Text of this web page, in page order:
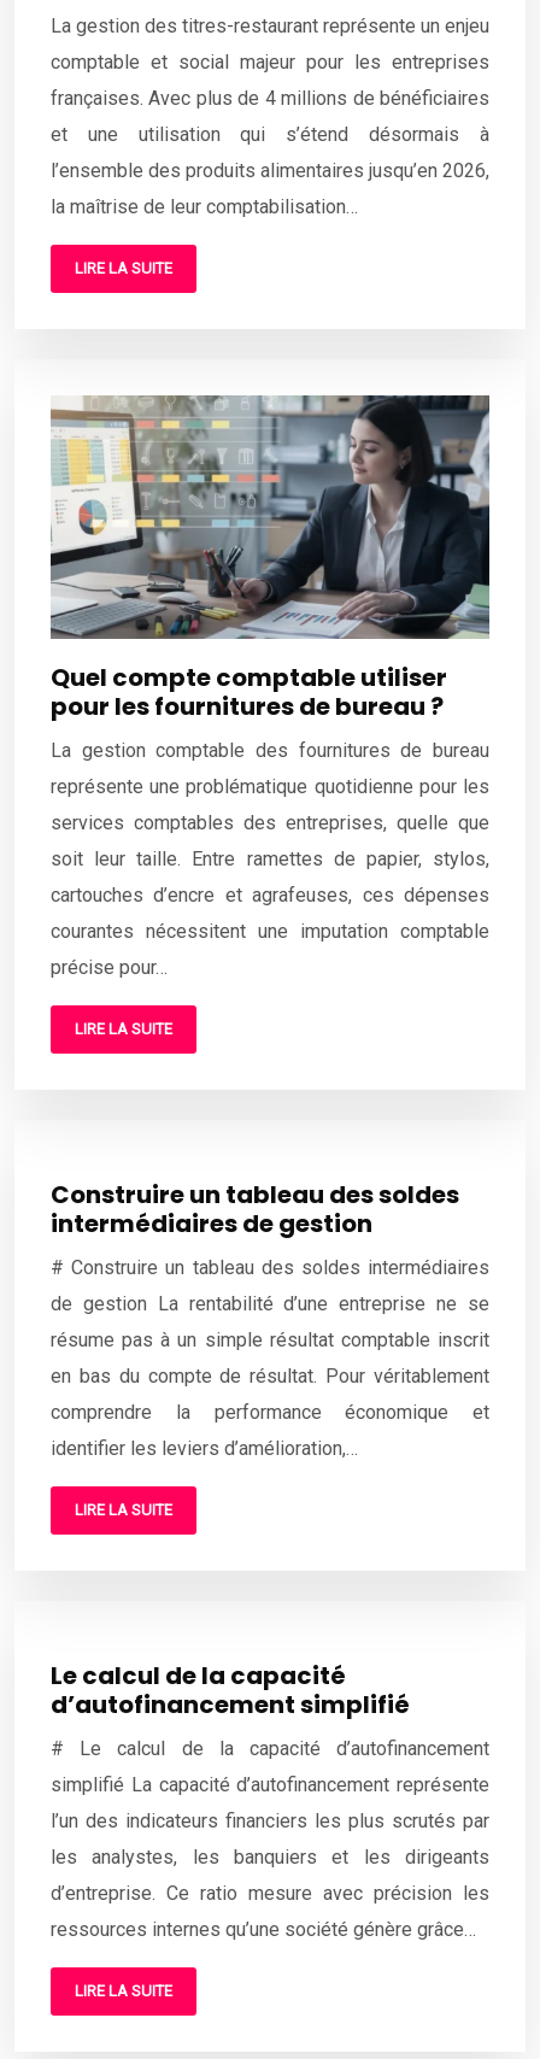
La gestion des titres-restaurant représente un enjeu
comptable et social majeur pour les entreprises
françaises. Avec plus de 4 millions de bénéficiaires
et une utilisation qui s’étend désormais à
l’ensemble des produits alimentaires jusqu’en 2026,
la maîtrise de leur comptabilisation…
LIRE LA SUITE
Quel compte comptable utiliser
pour les fournitures de bureau ?
La gestion comptable des fournitures de bureau
représente une problématique quotidienne pour les
services comptables des entreprises, quelle que
soit leur taille. Entre ramettes de papier, stylos,
cartouches d’encre et agrafeuses, ces dépenses
courantes nécessitent une imputation comptable
précise pour…
LIRE LA SUITE
Construire un tableau des soldes
intermédiaires de gestion
# Construire un tableau des soldes intermédiaires
de gestion La rentabilité d’une entreprise ne se
résume pas à un simple résultat comptable inscrit
en bas du compte de résultat. Pour véritablement
comprendre la performance économique et
identifier les leviers d’amélioration,…
LIRE LA SUITE
Le calcul de la capacité
d’autofinancement simplifié
# Le calcul de la capacité d’autofinancement
simplifié La capacité d’autofinancement représente
l’un des indicateurs financiers les plus scrutés par
les analystes, les banquiers et les dirigeants
d’entreprise. Ce ratio mesure avec précision les
ressources internes qu’une société génère grâce…
LIRE LA SUITE